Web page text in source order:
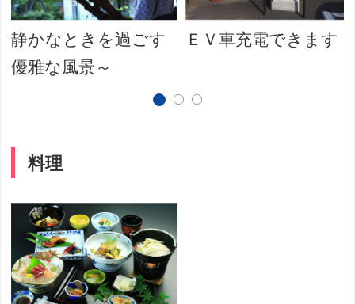
静かなときを過ごす
優雅な風景～
ＥＶ車充電できます
料理